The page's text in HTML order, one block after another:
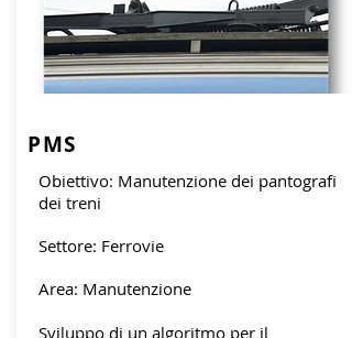
Obiettivo: Manutenzione dei pantografi
dei treni
Settore: Ferrovie
Area: Manutenzione
Sviluppo di un algoritmo per il
PMS